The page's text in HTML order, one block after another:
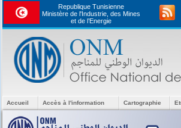
Republique Tunisienne
Ministère de l'Industrie, des Mines
et de l’Energie
Accueil Accès à l'information Cartographie